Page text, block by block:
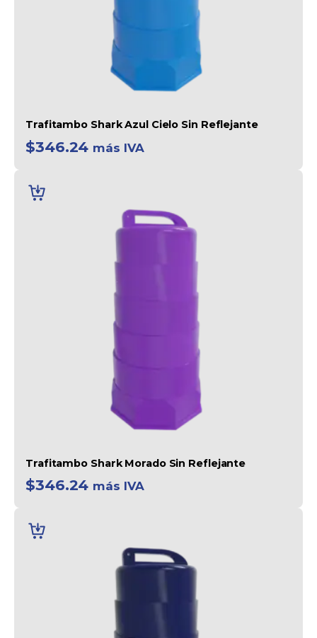
Trafitambo Shark Azul Cielo Sin Reflejante
$346.24 más IVA
Trafitambo Shark Morado Sin Reflejante
$346.24 más IVA
AL
CARRITO
AL
CARRITO